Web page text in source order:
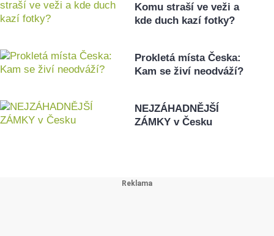
Komu straší ve veži a
kde duch kazí fotky?
Prokletá místa Česka:
Kam se živí neodváží?
NEJZÁHADNĚJŠÍ
ZÁMKY v Česku